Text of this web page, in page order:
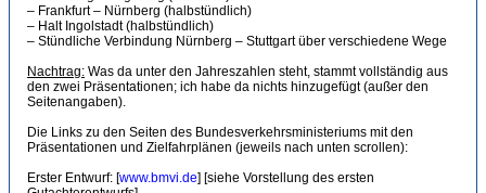
– Frankfurt – Nürnberg (halbstündlich)
– Halt Ingolstadt (halbstündlich)
– Stündliche Verbindung Nürnberg – Stuttgart über verschiedene Wege
Nachtrag: Was da unter den Jahreszahlen steht, stammt vollständig aus
den zwei Präsentationen; ich habe da nichts hinzugefügt (außer den
Seitenangaben).
Die Links zu den Seiten des Bundesverkehrsministeriums mit den
Präsentationen und Zielfahrplänen (jeweils nach unten scrollen):
Erster Entwurf: [www.bmvi.de] [siehe Vorstellung des ersten